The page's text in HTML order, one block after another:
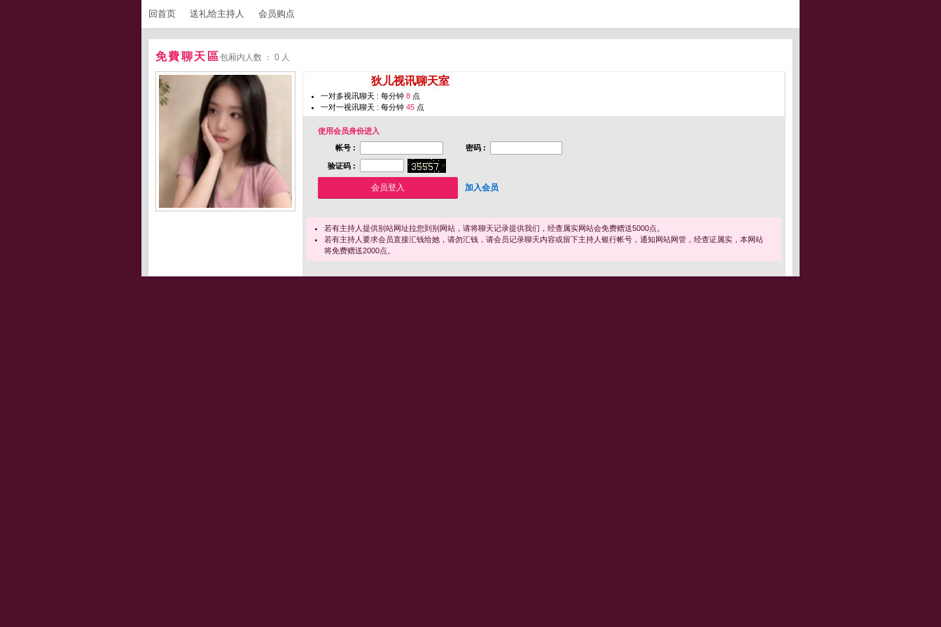
回首页 送礼给主持人 会员购点
免費聊天區包厢内人数 ： 0 人
狄儿视讯聊天室
一对多视讯聊天 : 每分钟 8 点
一对一视讯聊天 : 每分钟 45 点
使用会员身份进入
帐号 :
密码 :
验证码 :
加入会员
若有主持人提供别站网址拉您到别网站，请将聊天记录提供我们，经查属实网站会免费赠送5000点。
若有主持人要求会员直接汇钱给她，请勿汇钱，请会员记录聊天内容或留下主持人银行帐号，通知网站网管，经查证属实，本网站
将免费赠送2000点。